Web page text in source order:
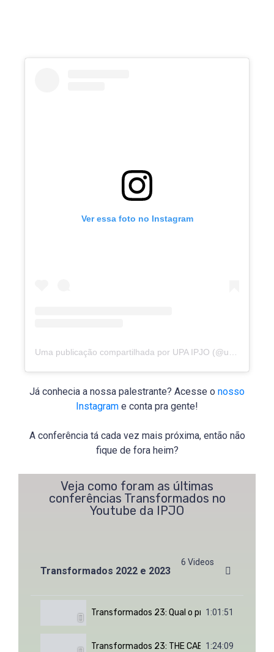
Ver essa foto no Instagram
Já conhecia a nossa palestrante? Acesse o nosso
Instagram e conta pra gente!
A conferência tá cada vez mais próxima, então não
fique de fora heim?
Veja como foram as últimas
conferências Transformados no
Youtube da IPJO
Transformados 2022 e 2023
6 Videos
Transformados 23: Qual o principal alvo da
1:01:51
Transformados 23: THE CABULOSA | Rev.
1:24:09